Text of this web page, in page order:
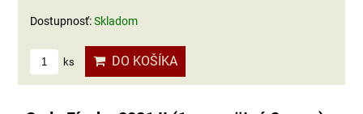
Dostupnosť:Skladom
ks DO KOŠÍKA